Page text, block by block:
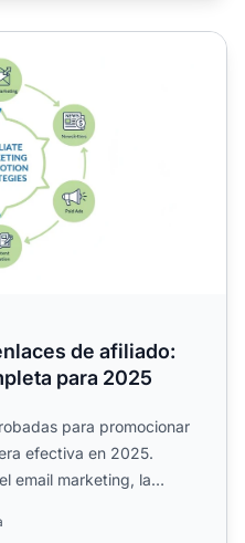
afiliado: Guía estratégica
de afiliado:
para 2025
para promocionar
efectiva en 2025.
email marketing, la